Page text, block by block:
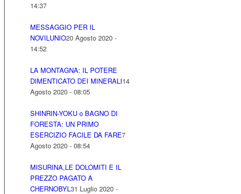
14:37
MESSAGGIO PER IL
NOVILUNIO20 Agosto 2020 -
14:52
LA MONTAGNA: IL POTERE
DIMENTICATO DEI MINERALI14
Agosto 2020 - 08:05
SHINRIN-YOKU o BAGNO DI
FORESTA: UN PRIMO
ESERCIZIO FACILE DA FARE7
Agosto 2020 - 08:54
MISURINA,LE DOLOMITI E IL
PREZZO PAGATO A
CHERNOBYL31 Luglio 2020 -